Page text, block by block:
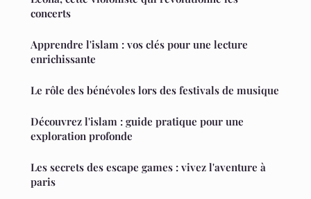
concerts
Apprendre l'islam : vos clés pour une lecture
enrichissante
Le rôle des bénévoles lors des festivals de musique
Découvrez l'islam : guide pratique pour une
exploration profonde
Les secrets des escape games : vivez l'aventure à
paris